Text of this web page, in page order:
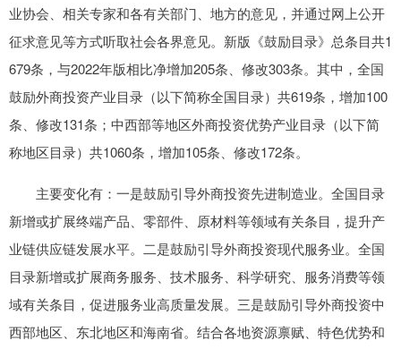
业协会、相关专家和各有关部门、地方的意见，并通过网上公开
征求意见等方式听取社会各界意见。新版《鼓励目录》总条目共1
679条，与2022年版相比净增加205条、修改303条。其中，全国
鼓励外商投资产业目录（以下简称全国目录）共619条，增加100
条、修改131条；中西部等地区外商投资优势产业目录（以下简
称地区目录）共1060条，增加105条、修改172条。
主要变化有：一是鼓励引导外商投资先进制造业。全国目录
新增或扩展终端产品、零部件、原材料等领域有关条目，提升产
业链供应链发展水平。二是鼓励引导外商投资现代服务业。全国
目录新增或扩展商务服务、技术服务、科学研究、服务消费等领
域有关条目，促进服务业高质量发展。三是鼓励引导外商投资中
西部地区、东北地区和海南省。结合各地资源禀赋、特色优势和